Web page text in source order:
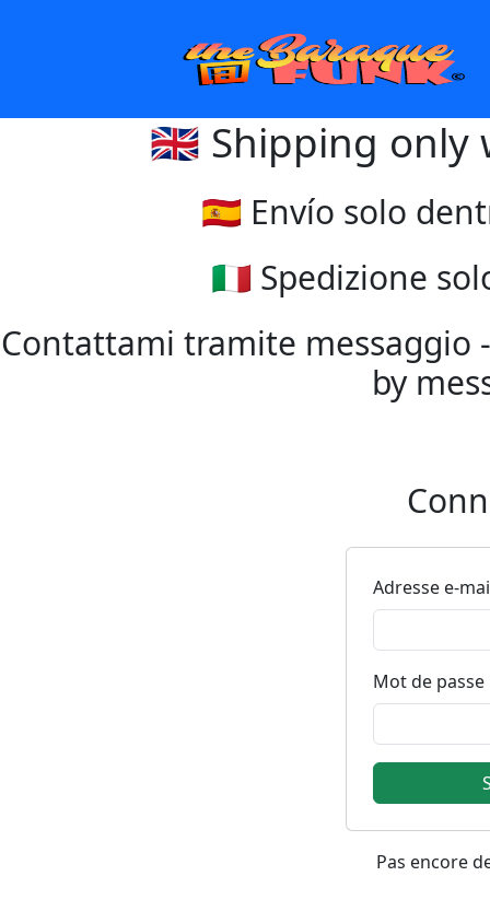
🇬🇧 Shipping only
🇪🇸 Envío solo
🇮🇹 Spedizione
Contattami tramite messaggio
by
Adresse e-
Mot de passe
Pas encore